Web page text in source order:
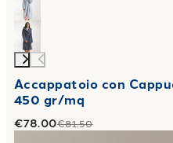
Accappatoio con
450 gr/mq
€78.00€81.50